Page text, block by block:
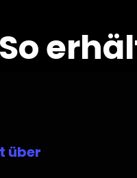
So
über